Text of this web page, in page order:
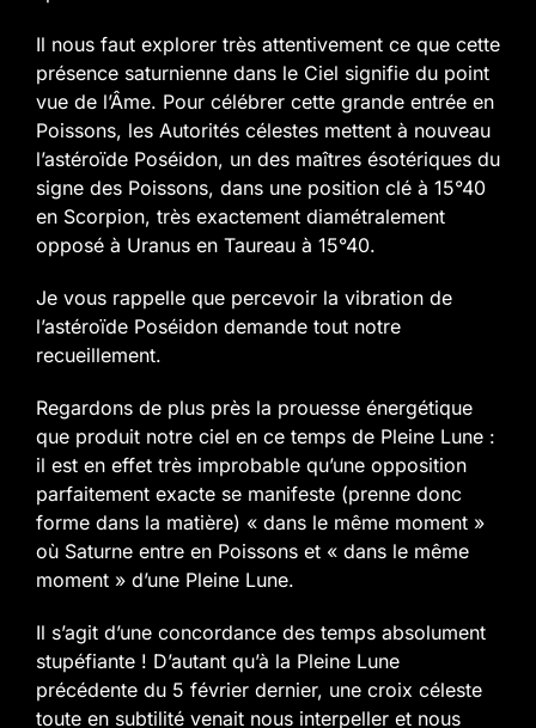
Il nous faut explorer très attentivement ce que cette
présence saturnienne dans le Ciel signifie du point
vue de l’Âme. Pour célébrer cette grande entrée en
Poissons, les Autorités célestes mettent à nouveau
l’astéroïde Poséidon, un des maîtres ésotériques du
signe des Poissons, dans une position clé à 15°40
en Scorpion, très exactement diamétralement
opposé à Uranus en Taureau à 15°40.
Je vous rappelle que percevoir la vibration de
l’astéroïde Poséidon demande tout notre
recueillement.
Regardons de plus près la prouesse énergétique
que produit notre ciel en ce temps de Pleine Lune :
il est en effet très improbable qu’une opposition
parfaitement exacte se manifeste (prenne donc
forme dans la matière) « dans le même moment »
où Saturne entre en Poissons et « dans le même
moment » d’une Pleine Lune.
Il s’agit d’une concordance des temps absolument
stupéfiante ! D’autant qu’à la Pleine Lune
précédente du 5 février dernier, une croix céleste
toute en subtilité venait nous interpeller et nous